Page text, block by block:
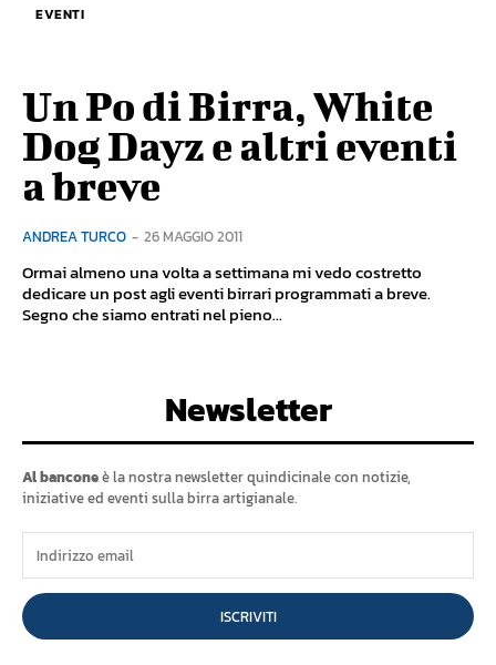
EVENTI
Un Po di Birra, White
Dog Dayz e altri eventi
a breve
ANDREA TURCO - 26 MAGGIO 2011
Ormai almeno una volta a settimana mi vedo costretto
dedicare un post agli eventi birrari programmati a breve.
Segno che siamo entrati nel pieno...
Newsletter
Al banconeè la nostra newsletter quindicinale con notizie,
iniziative ed eventi sulla birra artigianale.
ISCRIVITI